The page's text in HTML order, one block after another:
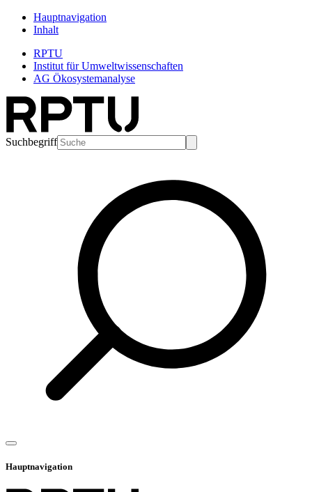
Hauptnavigation
Inhalt
RPTU
Institut für Umweltwissenschaften
AG Ökosystemanalyse
Suchbegriff
Hauptnavigation